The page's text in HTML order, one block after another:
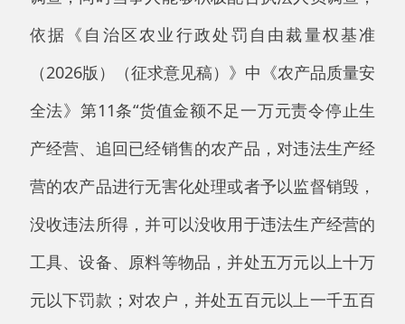
本机关认为：当事人阿某销售的鸡蛋兽药残
留不符合农产品质量安全标准的行为，违反了
《中华人民共和国农产品质量安全法》第三十六
条第二款“有下列情形之一的农产品，不得销
售：（二）兽药、兽药等化学物质残留或者含有
的重金属等有毒有害物质不符合农产品质量安全
标准”之规定，应当依法对当事人阿某进行行政
第七十一条第一款 “违反本法规定，农产品生产